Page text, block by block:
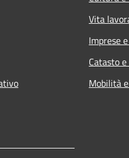
Vita
Imprese
Catasto
Mobilità